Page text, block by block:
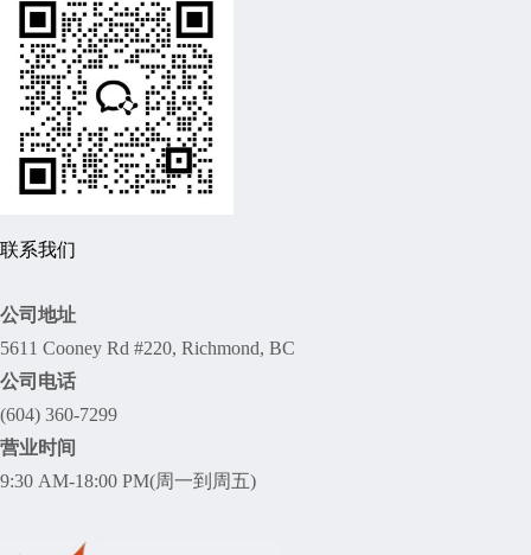
联系我们
公司地址
5611 Cooney Rd #220, Richmond, BC
公司电话
(604) 360-7299
营业时间
9:30 AM-18:00 PM(周一到周五)